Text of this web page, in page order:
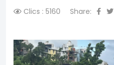
Clics : 5160 Share: